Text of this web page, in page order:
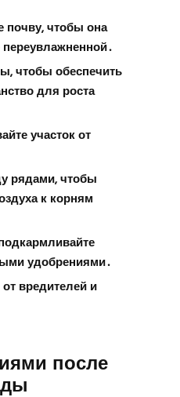
почву‚ чтобы она
чтобы обеспечить
для роста
участок от
рядами‚ чтобы
к корням
удобрениями․
вредителей и
после